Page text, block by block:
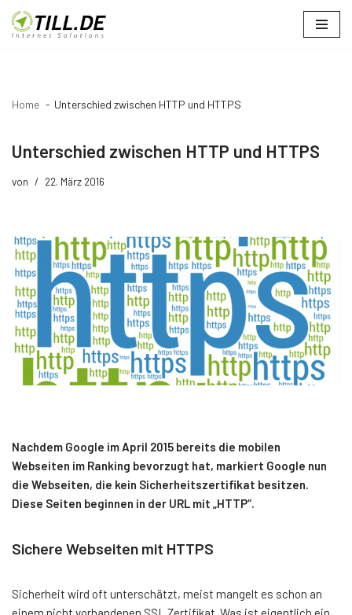
Zum
Home Unterschied zwischen HTTP und HTTPS
Unterschied zwischen HTTP und HTTPS
von 22. März 2016
Nachdem Google im April 2015 bereits die mobilen
Webseiten im Ranking bevorzugt hat, markiert Google nun
die Webseiten, die kein Sicherheitszertifikat besitzen.
Diese Seiten beginnen in der URL mit „HTTP“.
Sichere Webseiten mit HTTPS
Sicherheit wird oft unterschätzt, meist mangelt es schon an